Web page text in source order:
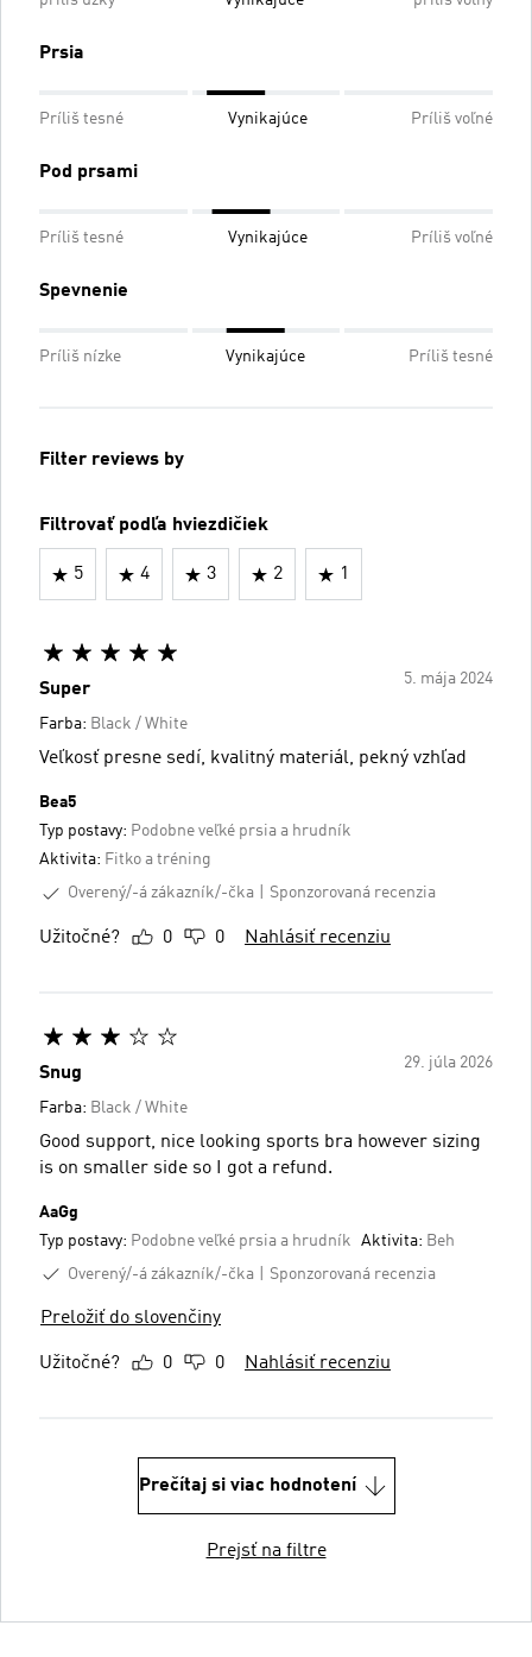
Prsia
Príliš tesné Vynikajúce Príliš voľné
Pod prsami
Príliš tesné Vynikajúce Príliš voľné
Spevnenie
Príliš nízke Vynikajúce Príliš tesné
Filter reviews by
Filtrovať podľa hviezdičiek
5 4 3 2 1
5. mája 2024
Super
Farba: Black / White
Veľkosť presne sedí, kvalitný materiál, pekný vzhľad
Bea5
Typ postavy: Podobne veľké prsia a hrudník
Aktivita: Fitko a tréning
Overený/-á zákazník/-čka
Sponzorovaná recenzia
Užitočné? 0 0 Nahlásiť recenziu
29. júla 2026
Snug
Farba: Black / White
Good support, nice looking sports bra however sizing
is on smaller side so I got a refund.
AaGg
Typ postavy: Podobne veľké prsia a hrudník Aktivita: Beh
Overený/-á zákazník/-čka
Sponzorovaná recenzia
Preložiť do slovenčiny
Užitočné? 0 0 Nahlásiť recenziu
Prečítaj si viac hodnotení
Prejsť na filtre